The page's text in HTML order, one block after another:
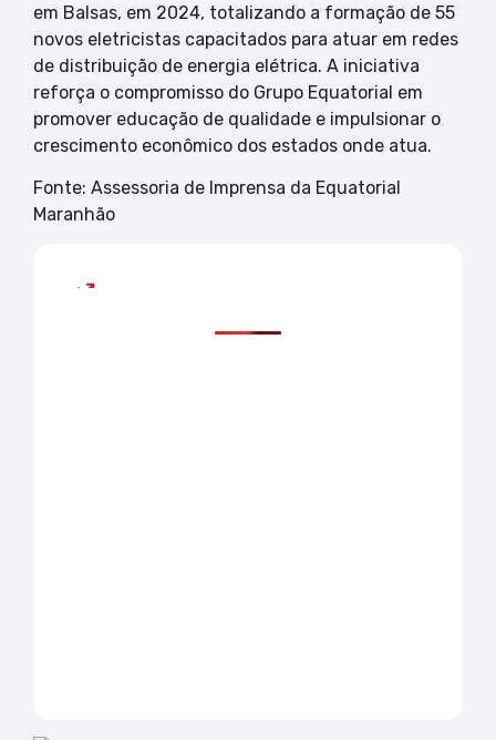
em Balsas, em 2024, totalizando a formação de 55
novos eletricistas capacitados para atuar em redes
de distribuição de energia elétrica. A iniciativa
reforça o compromisso do Grupo Equatorial em
promover educação de qualidade e impulsionar o
crescimento econômico dos estados onde atua.
Fonte: Assessoria de Imprensa da Equatorial
Maranhão